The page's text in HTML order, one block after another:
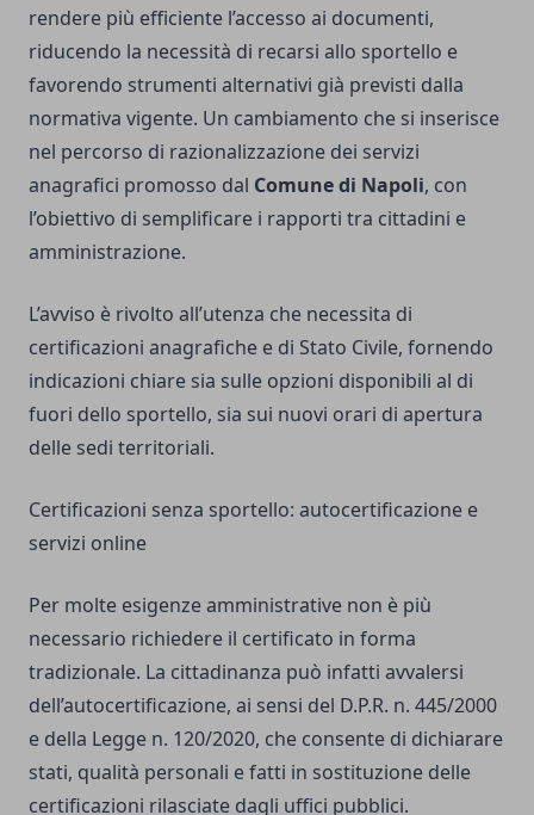
rendere più efficiente l’accesso ai documenti,
riducendo la necessità di recarsi allo sportello e
favorendo strumenti alternativi già previsti dalla
normativa vigente. Un cambiamento che si inserisce
nel percorso di razionalizzazione dei servizi
anagrafici promosso dal Comune di Napoli, con
l’obiettivo di semplificare i rapporti tra cittadini e
amministrazione.
L’avviso è rivolto all’utenza che necessita di
certificazioni anagrafiche e di Stato Civile, fornendo
indicazioni chiare sia sulle opzioni disponibili al di
fuori dello sportello, sia sui nuovi orari di apertura
delle sedi territoriali.
Certificazioni senza sportello: autocertificazione e
servizi online
Per molte esigenze amministrative non è più
necessario richiedere il certificato in forma
tradizionale. La cittadinanza può infatti avvalersi
dell’autocertificazione, ai sensi del D.P.R. n. 445/2000
e della Legge n. 120/2020, che consente di dichiarare
stati, qualità personali e fatti in sostituzione delle
certificazioni rilasciate dagli uffici pubblici.